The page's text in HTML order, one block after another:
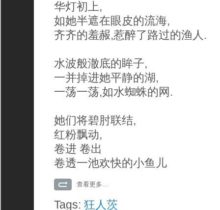
华灯初上,
如她半遮在眼皮的流海,
齐齐的羞赧,惹醉了路过的渔人.
水波般澈底的眸子,
一并掉进她平静的湖,
一荡一荡,如水蜘蛛的网.
她们将碧肘联结,
红粉飘动,
卷进 卷出
卷透一池欢快的小鱼儿
查看更多...
Tags:狂人茨